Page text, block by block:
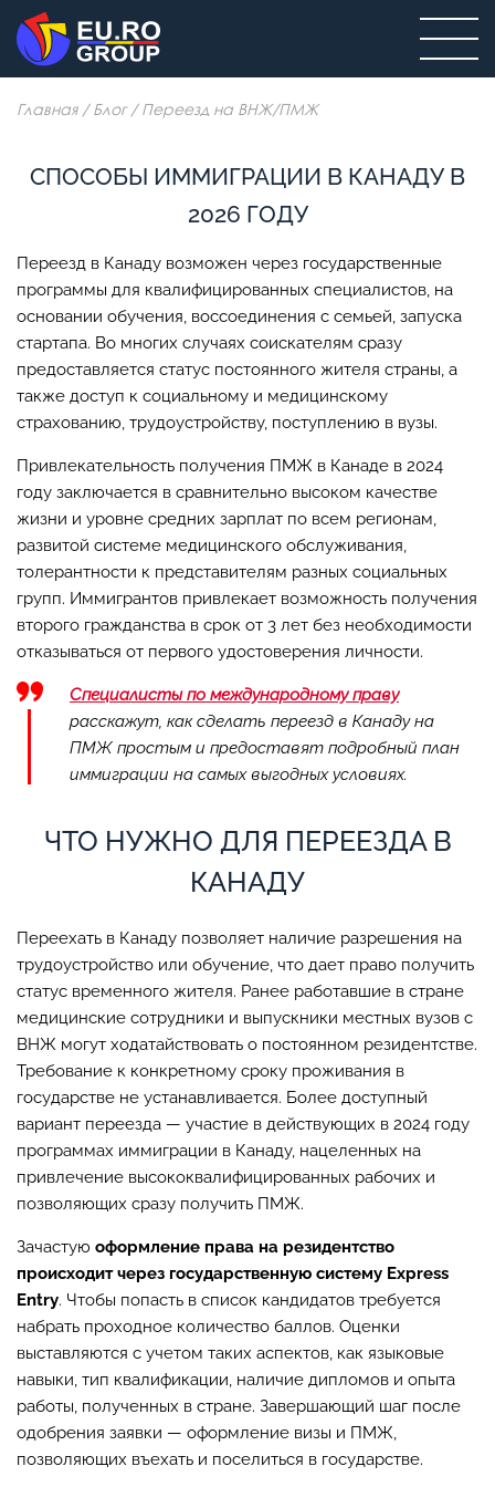
Главная / Блог / Переезд на ВНЖ/ПМЖ
СПОСОБЫ ИММИГРАЦИИ В КАНАДУ В
2026 ГОДУ
Переезд в Канаду возможен через государственные
программы для квалифицированных специалистов, на
основании обучения, воссоединения с семьей, запуска
стартапа. Во многих случаях соискателям сразу
предоставляется статус постоянного жителя страны, а
также доступ к социальному и медицинскому
страхованию, трудоустройству, поступлению в вузы.
Привлекательность получения ПМЖ в Канаде в 2024
году заключается в сравнительно высоком качестве
жизни и уровне средних зарплат по всем регионам,
развитой системе медицинского обслуживания,
толерантности к представителям разных социальных
групп. Иммигрантов привлекает возможность получения
второго гражданства в срок от 3 лет без необходимости
отказываться от первого удостоверения личности.
Специалисты по международному праву
расскажут, как сделать переезд в Канаду на
ПМЖ простым и предоставят подробный план
иммиграции на самых выгодных условиях.
ЧТО НУЖНО ДЛЯ ПЕРЕЕЗДА В
КАНАДУ
Переехать в Канаду позволяет наличие разрешения на
трудоустройство или обучение, что дает право получить
статус временного жителя. Ранее работавшие в стране
медицинские сотрудники и выпускники местных вузов с
ВНЖ могут ходатайствовать о постоянном резидентстве.
Требование к конкретному сроку проживания в
государстве не устанавливается. Более доступный
вариант переезда — участие в действующих в 2024 году
программах иммиграции в Канаду, нацеленных на
привлечение высококвалифицированных рабочих и
позволяющих сразу получить ПМЖ.
Зачастую оформление права на резидентство
происходит через государственную систему Express
Entry. Чтобы попасть в список кандидатов требуется
набрать проходное количество баллов. Оценки
выставляются с учетом таких аспектов, как языковые
навыки, тип квалификации, наличие дипломов и опыта
работы, полученных в стране. Завершающий шаг после
одобрения заявки — оформление визы и ПМЖ,
позволяющих въехать и поселиться в государстве.